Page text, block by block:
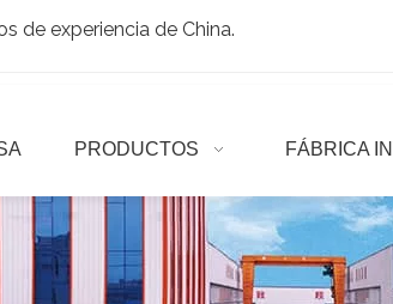
de experiencia de China.
PRODUCTOS FÁBRICA